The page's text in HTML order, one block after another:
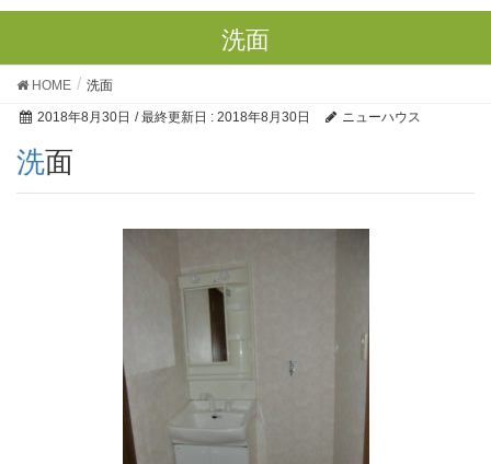
洗面
HOME 洗面
2018年8月30日 / 最終更新日 : 2018年8月30日 ニューハウス
洗面